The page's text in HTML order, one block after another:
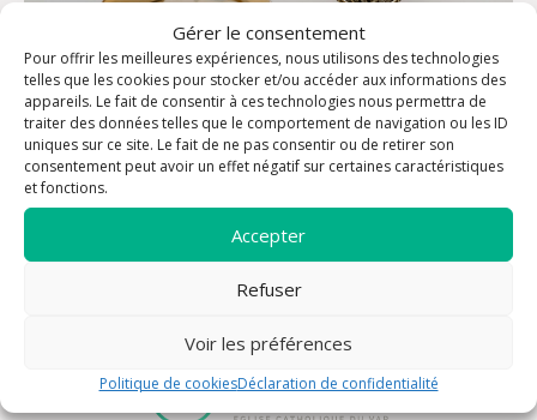
Gérer le consentement
Pour offrir les meilleures expériences, nous utilisons des technologies
telles que les cookies pour stocker et/ou accéder aux informations des
appareils. Le fait de consentir à ces technologies nous permettra de
traiter des données telles que le comportement de navigation ou les ID
uniques sur ce site. Le fait de ne pas consentir ou de retirer son
consentement peut avoir un effet négatif sur certaines caractéristiques
et fonctions.
Accepter
Refuser
Voir les préférences
Politique de cookiesDéclaration de confidentialité
Messe dominicale - Eglise Saint-Louis